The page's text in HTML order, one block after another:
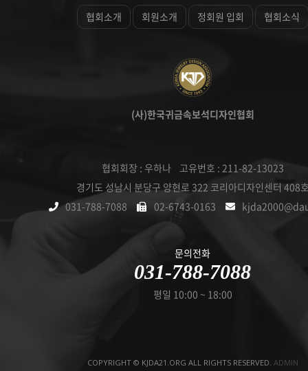
협회소개 회원소개 정회원 입회 협회소식
(사)한국귀금속보석디자인협회
협회회장 : 우하나 고유번호 : 211-82-13023
경기도 성남시 분당구 양현로 322 코리아디자인센터 408
031-788-7088
02-6743-0163
문의전화
031-788-7088
평일 10:00 ~ 18:00
COPYRIGHT © KJDA21.ORG ALL RIGHTS RESERVED. ADMIN